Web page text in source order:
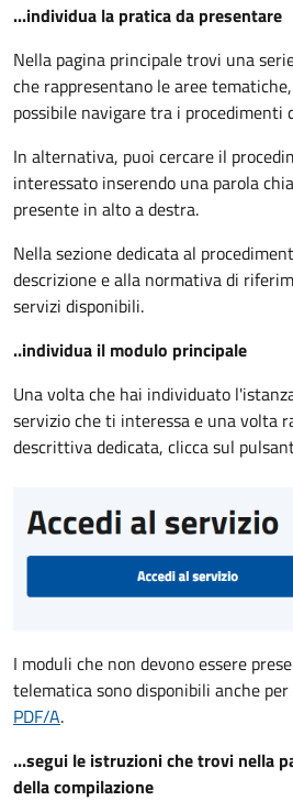
...individua la pratica da presentare
Nella pagina principale trovi una
che rappresentano le aree
possibile navigare tra i procedimenti
In alternativa, puoi cercare il
interessato inserendo una parola
presente in alto a destra.
Nella sezione dedicata al
descrizione e alla normativa di
servizi disponibili.
..individua il modulo principale
Una volta che hai individuato
servizio che ti interessa e una volta
descrittiva dedicata, clicca sul
I moduli che non devono essere
telematica sono disponibili anche
PDF/A.
...segui le istruzioni che trovi nella
della compilazione